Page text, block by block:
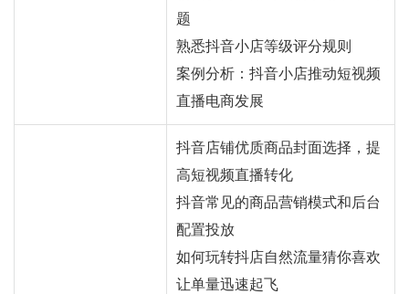
题
熟悉抖音小店等级评分规则
案例分析：抖音小店推动短视频
直播电商发展
抖音店铺优质商品封面选择，提
高短视频直播转化
抖音常见的商品营销模式和后台
配置投放
如何玩转抖店自然流量猜你喜欢
让单量迅速起飞